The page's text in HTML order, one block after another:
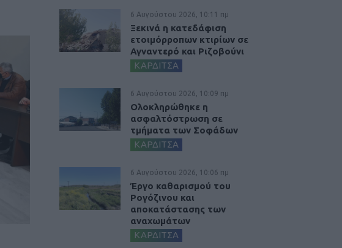
6 Αυγούστου 2026, 10:11 πμ
Ξεκινά η κατεδάφιση
ετοιμόρροπων κτιρίων σε
Αγναντερό και Ριζοβούνι
ΚΑΡΔΙΤΣΑ
6 Αυγούστου 2026, 10:09 πμ
Ολοκληρώθηκε η
ασφαλτόστρωση σε
τμήματα των Σοφάδων
ΚΑΡΔΙΤΣΑ
6 Αυγούστου 2026, 10:06 πμ
Έργο καθαρισμού του
Ρογόζινου και
αποκατάστασης των
αναχωμάτων
ΚΑΡΔΙΤΣΑ